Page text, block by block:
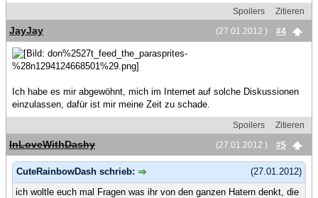
Spoilers
Zitieren
(27.01.2012 )
#4
JayJay
Ich habe es mir abgewöhnt, mich im Internet auf solche Diskussionen
einzulassen, dafür ist mir meine Zeit zu schade.
Spoilers
Zitieren
(27.01.2012 )
#5
InLoveWithDashy
(27.01.2012)
CuteRainbowDash schrieb:
ich woltle euch mal Fragen was ihr von den ganzen Hatern denkt, die